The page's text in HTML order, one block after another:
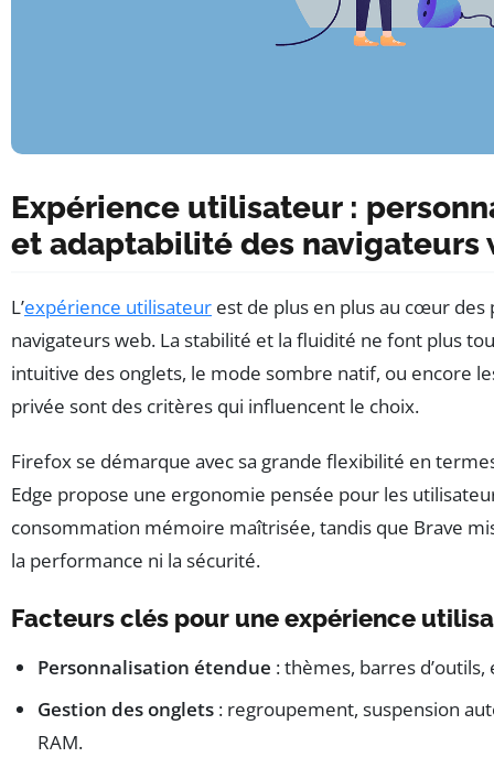
Expérience utilisateur :
et adaptabilité des navigateurs
L’expérience utilisateur est de plus en plus au cœur
navigateurs web. La stabilité et la fluidité ne font plus
intuitive des onglets, le mode sombre natif, ou encore
privée sont des critères qui influencent le choix.
Firefox se démarque avec sa grande flexibilité en
Edge propose une ergonomie pensée pour les
consommation mémoire maîtrisée, tandis que Brave
la performance ni la sécurité.
Facteurs clés pour une expérience
Personnalisation étendue : thèmes, barres
Gestion des onglets : regroupement, suspension
RAM.